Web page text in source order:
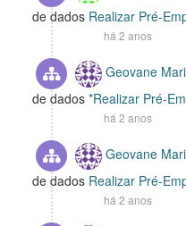
de dados Realizar Pré-
há 2 anos
Geovane
de dados *Realizar Pré-
há 2 anos
Geovane
de dados Realizar Pré-
há 2 anos